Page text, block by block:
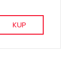
KUP